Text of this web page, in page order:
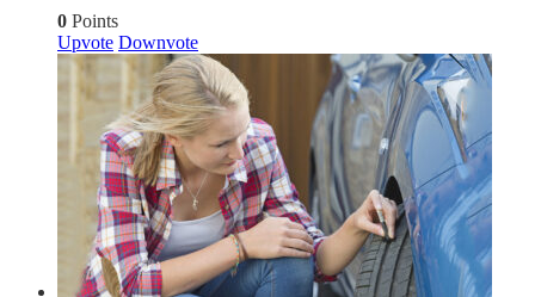
0 Points
Upvote Downvote